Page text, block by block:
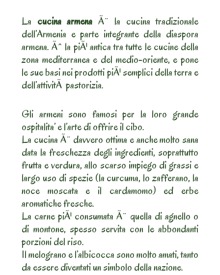
La cucina armena Ã¨ la cucina tradizionale
dell’Armenia e parte integrante della diaspora
armena. Ãˆ la piÃ¹ antica tra tutte le cucine della
zona mediterranea e del medio-oriente, e pone
le sue basi nei prodotti piÃ¹ semplici della terra e
dell’attivitÃ pastorizia.
Gli armeni sono famosi per la loro grande
ospitalita’ e l’arte di offrire il cibo.
La cucina Ã¨ davvero ottima e anche molto sana
data la freschezza degli ingredienti, soprattutto
frutta e verdura, allo scarso impiego di grassi e
largo uso di spezie (la curcuma, lo zafferano, la
noce moscata e il cardamomo) ed erbe
aromatiche fresche.
La carne piÃ¹ consumata Ã¨ quella di agnello o
di montone, spesso servita con le abbondanti
porzioni del riso.
Il melograno e l’albicocca sono molto amati, tanto
da essere diventati un simbolo della nazione.